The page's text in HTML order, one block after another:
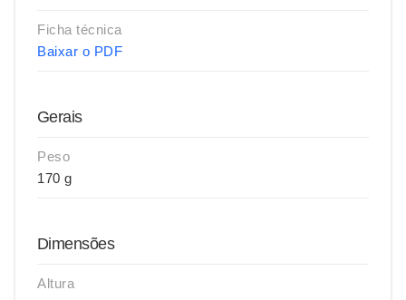
Ficha técnica
Baixar o PDF
Gerais
Peso
170 g
Dimensões
Altura